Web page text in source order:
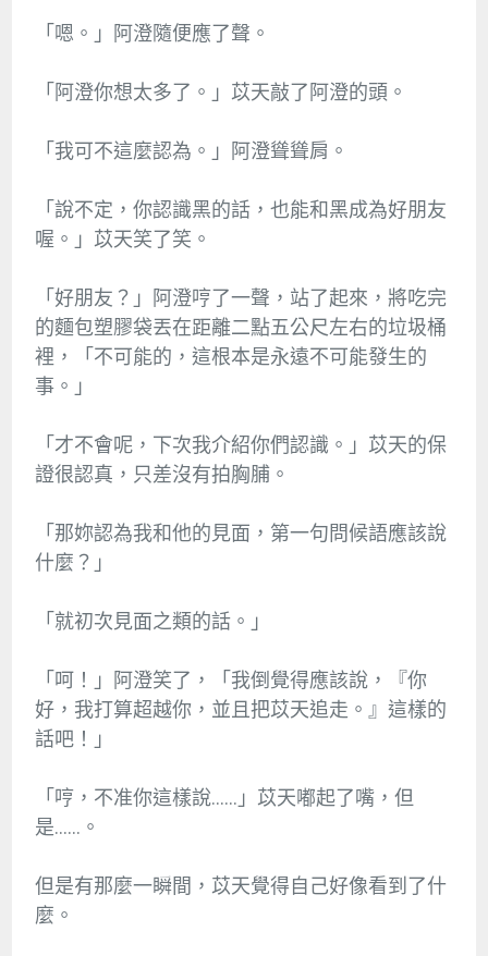
「嗯。」阿澄隨便應了聲。
「阿澄你想太多了。」苡天敲了阿澄的頭。
「我可不這麼認為。」阿澄聳聳肩。
「說不定，你認識黑的話，也能和黑成為好朋友
喔。」苡天笑了笑。
「好朋友？」阿澄哼了一聲，站了起來，將吃完
的麵包塑膠袋丟在距離二點五公尺左右的垃圾桶
裡，「不可能的，這根本是永遠不可能發生的
事。」
「才不會呢，下次我介紹你們認識。」苡天的保
證很認真，只差沒有拍胸脯。
「那妳認為我和他的見面，第一句問候語應該說
什麼？」
「就初次見面之類的話。」
「呵！」阿澄笑了，「我倒覺得應該說，『你
好，我打算超越你，並且把苡天追走。』這樣的
話吧！」
「哼，不准你這樣說……」苡天嘟起了嘴，但
是……。
但是有那麼一瞬間，苡天覺得自己好像看到了什
麼。